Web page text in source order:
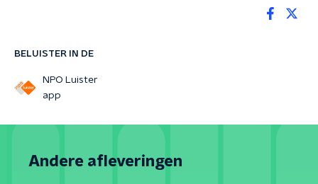
BELUISTER IN DE
NPO Luister
app
Andere afleveringen